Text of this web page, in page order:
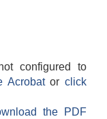
configured to
Acrobatorclick
the PDF